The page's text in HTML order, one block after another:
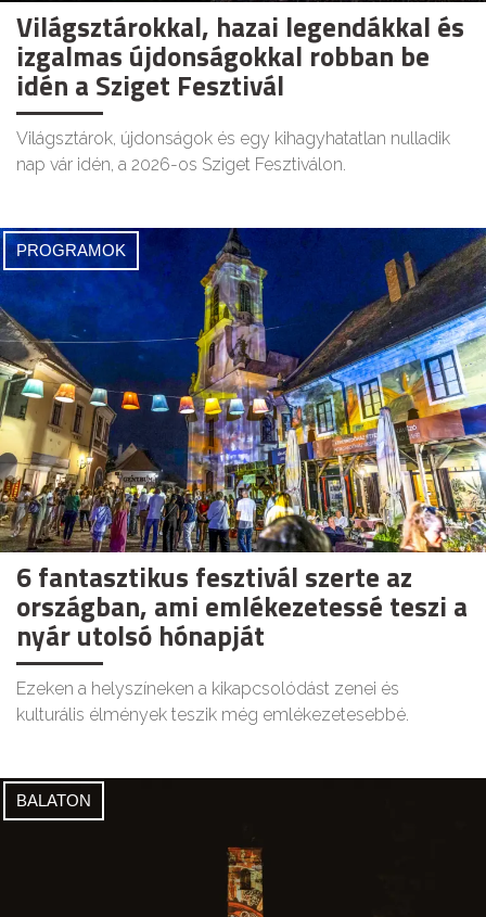
Világsztárokkal, hazai legendákkal és
izgalmas újdonságokkal robban be
idén a Sziget Fesztivál
Világsztárok, újdonságok és egy kihagyhatatlan nulladik
nap vár idén, a 2026-os Sziget Fesztiválon.
PROGRAMOK
6 fantasztikus fesztivál szerte az
országban, ami emlékezetessé teszi a
nyár utolsó hónapját
Ezeken a helyszíneken a kikapcsolódást zenei és
kulturális élmények teszik még emlékezetesebbé.
BALATON